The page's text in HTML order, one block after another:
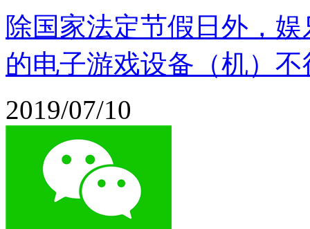
除国家法定节假日外，
的电子游戏设备（机）
2019/07/10